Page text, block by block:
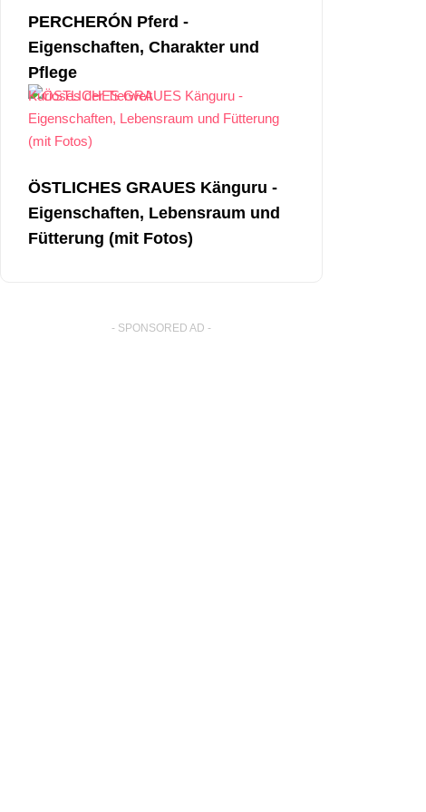
PERCHERÓN Pferd -
Eigenschaften, Charakter und
Pflege
Kurioses der Tierwelt
ÖSTLICHES GRAUES Känguru -
Eigenschaften, Lebensraum und
Fütterung (mit Fotos)
- SPONSORED AD -